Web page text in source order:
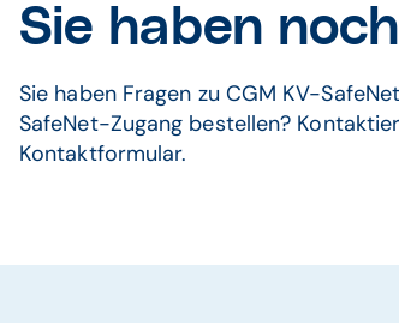
Sie haben
Sie haben Fragen zu CGM KV-
SafeNet-Zugang bestellen?
Kontaktformular.